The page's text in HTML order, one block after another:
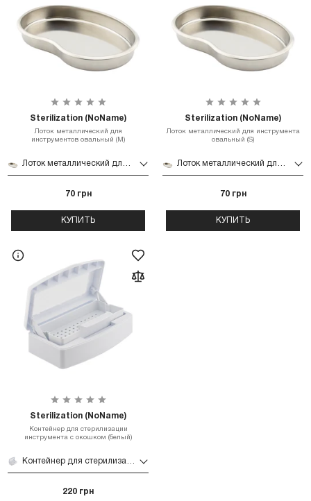
Sterilization (NoName)
Лоток металлический для
инструментов овальный (M)
70 грн
КУПИТЬ
Sterilization (NoName)
Лоток металлический для инструмента
овальный (S)
70 грн
КУПИТЬ
Sterilization (NoName)
Контейнер для стерилизации
инструмента с окошком (белый)
220 грн